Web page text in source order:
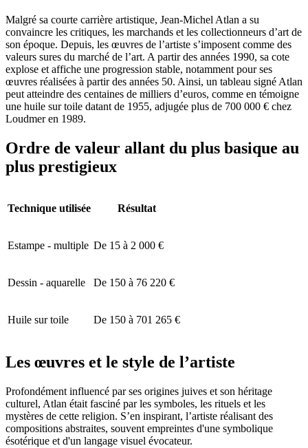
Malgré sa courte carrière artistique, Jean-Michel Atlan a su
convaincre les critiques, les marchands et les collectionneurs d’art de
son époque. Depuis, les œuvres de l’artiste s’imposent comme des
valeurs sures du marché de l’art. A partir des années 1990, sa cote
explose et affiche une progression stable, notamment pour ses
œuvres réalisées à partir des années 50. Ainsi, un tableau signé Atlan
peut atteindre des centaines de milliers d’euros, comme en témoigne
une huile sur toile datant de 1955, adjugée plus de 700 000 € chez
Loudmer en 1989.
Ordre de valeur allant du plus basique au
plus prestigieux
Technique utilisée Résultat
Estampe - multiple De 15 à 2 000 €
Dessin - aquarelle De 150 à 76 220 €
Huile sur toile De 150 à 701 265 €
Les œuvres et le style de l’artiste
Profondément influencé par ses origines juives et son héritage
culturel, Atlan était fasciné par les symboles, les rituels et les
mystères de cette religion. S’en inspirant, l’artiste réalisant des
compositions abstraites, souvent empreintes d'une symbolique
ésotérique et d'un langage visuel évocateur.